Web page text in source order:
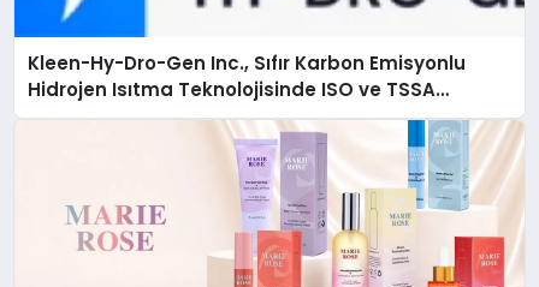
Kleen-Hy-Dro-Gen Inc., Sıfır Karbon Emisyonlu
Hidrojen Isıtma Teknolojisinde ISO ve TSSA
Düzenleyici Onaylarını Aldı